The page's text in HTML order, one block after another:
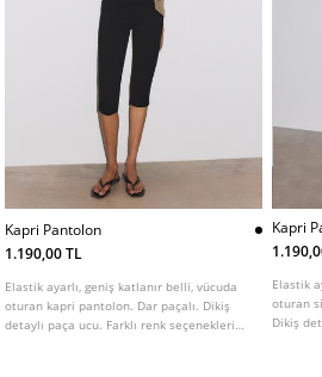
Kapri Pantolon
1.190,00 TL
Elastik ayarlı, geniş katlanır belli, vücuda
oturan kapri pantolon. Dar paçalı. Dikiş
detaylı paça ucu. Farklı renk seçenekleri
Kapri
Elastik
oturan
Dikiş